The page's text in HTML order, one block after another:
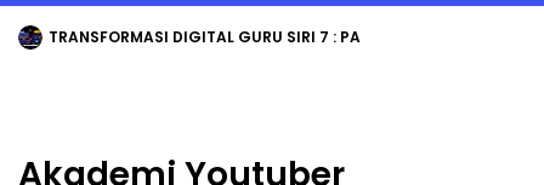
TRANSFORMASI DIGITAL GURU SIRI 7 : PAHLAWAN DIGITAL PENYELAMAT DUNIA
Akademi Youtuber